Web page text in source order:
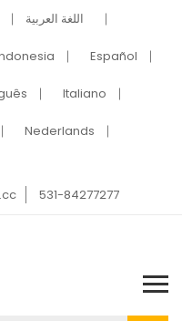
اللغة العربية
Español
Italiano
Nederlands
531-84277277